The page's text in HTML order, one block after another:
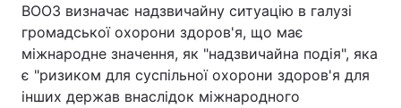
ВООЗ визначає надзвичайну ситуацію в галузі
громадської охорони здоров'я, що має
міжнародне значення, як "надзвичайна подія", яка
є "ризиком для суспільної охорони здоров'я для
інших держав внаслідок міжнародного